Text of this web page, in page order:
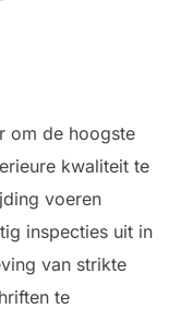
om de hoogste
kwaliteit te
voeren
inspecties uit in
van strikte
te